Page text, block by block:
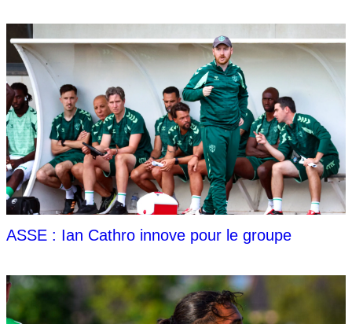
ASSE : Ian Cathro innove pour le groupe